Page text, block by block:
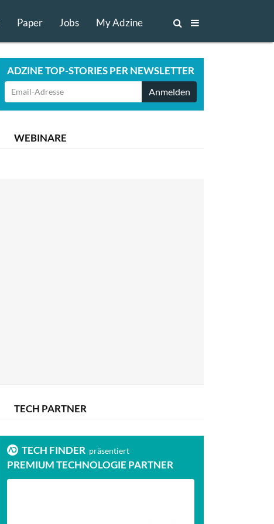
Paper Jobs My Adzine
ADZINE TOP-STORIES PER NEWSLETTER
Anmelden
WEBINARE
TECH PARTNER
TECH FINDER präsentiert
PREMIUM TECHNOLOGIE PARTNER